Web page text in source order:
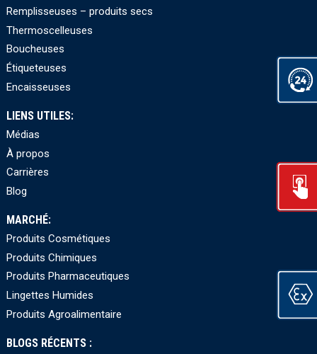
Remplisseuses – produits secs
Thermoscelleuses
Boucheuses
Étiqueteuses
Encaisseuses
LIENS UTILES:
Médias
À propos
Carrières
Blog
MARCHÉ:
Produits Cosmétiques
Produits Chimiques
Produits Pharmaceutiques
Lingettes Humides
Produits Agroalimentaire
BLOGS RÉCENTS :